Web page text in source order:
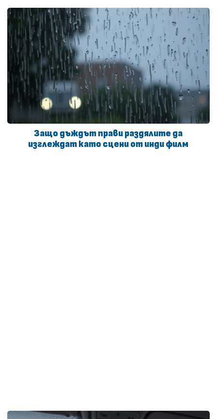
Защо дъждът прави раздялите да
изглеждат като сцени от инди филм